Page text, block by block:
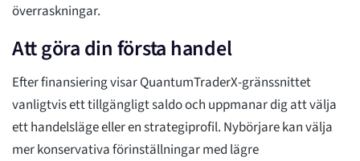
överraskningar.
Att göra din första handel
Efter finansiering visar QuantumTraderX-gränssnittet
vanligtvis ett tillgängligt saldo och uppmanar dig att välja
ett handelsläge eller en strategiprofil. Nybörjare kan välja
mer konservativa förinställningar med lägre